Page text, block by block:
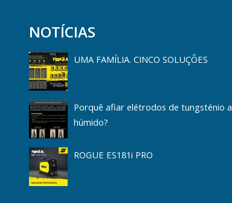
NOTÍCIAS
UMA FAMÍLIA. CINCO SOLUÇÕES
Porquê afiar elétrodos de tungsténio a
húmido?
ROGUE ES181i PRO